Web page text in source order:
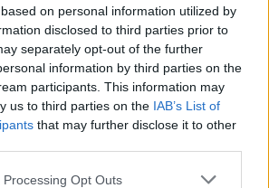
on personal information utilized by
disclosed to third parties prior to
separately opt-out of the further
information by third parties on the
participants. This information may
us to third parties on the IAB’s List of
that may further disclose it to other
Opt Outs
medidas para
e aumentar